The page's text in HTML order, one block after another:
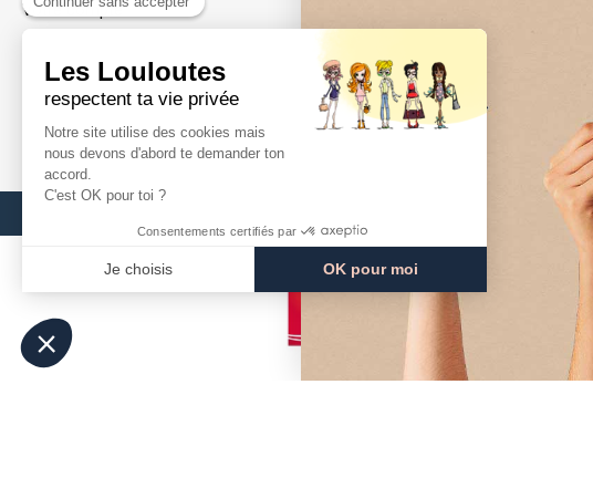
Votre compte
Nos Points de Vente
Contact
Presse